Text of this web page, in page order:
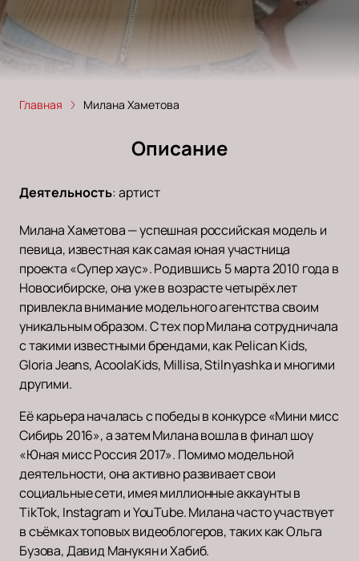
Главная Милана Хаметова
Описание
Деятельность:артист
Милана Хаметова — успешная российская модель и
певица, известная как самая юная участница
проекта «Супер хаус». Родившись 5 марта 2010 года в
Новосибирске, она уже в возрасте четырёх лет
привлекла внимание модельного агентства своим
уникальным образом. С тех пор Милана сотрудничала
с такими известными брендами, как Pelican Kids,
Gloria Jeans, AcoolaKids, Millisa, Stilnyashka и многими
другими.
Её карьера началась с победы в конкурсе «Мини мисс
Сибирь 2016», а затем Милана вошла в финал шоу
«Юная мисс Россия 2017». Помимо модельной
деятельности, она активно развивает свои
социальные сети, имея миллионные аккаунты в
TikTok, Instagram и YouTube. Милана часто участвует
в съёмках топовых видеоблогеров, таких как Ольга
Бузова, Давид Манукян и Хабиб.